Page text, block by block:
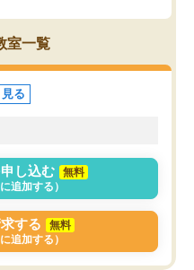
室一覧
る
し込む
無料
追加する）
する
無料
追加する）